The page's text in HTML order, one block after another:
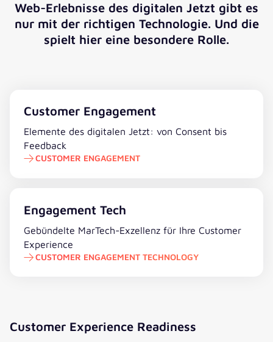
Web-Erlebnisse des digitalen Jetzt gibt es
nur mit der richtigen Technologie. Und die
spielt hier eine besondere Rolle.
Customer Engagement
Elemente des digitalen Jetzt: von Consent bis
Feedback
CUSTOMER ENGAGEMENT
Customer Engagement
Engagement Tech
Gebündelte MarTech-Exzellenz für Ihre Customer
Experience
CUSTOMER ENGAGEMENT TECHNOLOGY
Customer Engagement Technology
Customer Experience Readiness